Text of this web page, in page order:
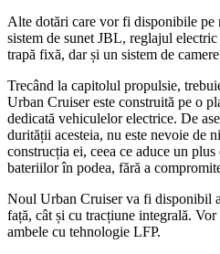
Alte dotări care vor fi disponibile pe
sistem de sunet JBL, reglajul
trapă fixă, dar și un sistem de
Trecând la capitolul propulsie,
Urban Cruiser este construită pe o
dedicată vehiculelor electrice. De
durității acesteia, nu este nevoie de
construcția ei, ceea ce aduce un
bateriilor în podea, fără a
Noul Urban Cruiser va fi disponibil
față, cât și cu tracțiune integrală.
ambele cu tehnologie LFP.